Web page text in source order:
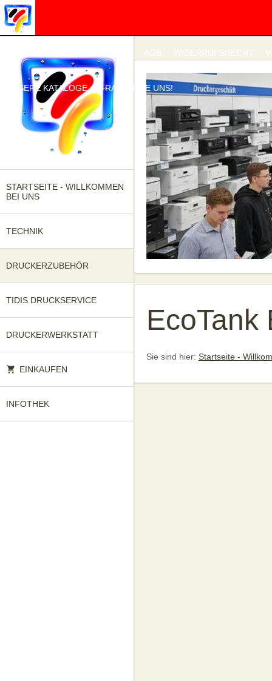
AGB WIDERRUFSRECHT
UNSERE KATALOGE FRAGEN SIE UNS!
STARTSEITE - WILLKOMMEN
BEI UNS
TECHNIK
DRUCKERZUBEHÖR
TIDIS DRUCKSERVICE
DRUCKERWERKSTATT
EINKAUFEN
INFOTHEK
EcoTank
Sie sind hier: Startseite -